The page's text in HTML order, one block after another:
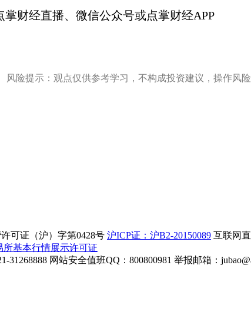
财经直播、微信公众号或点掌财经APP
风险提示：观点仅供参考学习，不构成投资建议，操作风险
可证（沪）字第0428号 沪ICP证：沪B2-20150089 互联网
所基本行情展示许可证
31268888 网站安全值班QQ：800800981 举报邮箱：